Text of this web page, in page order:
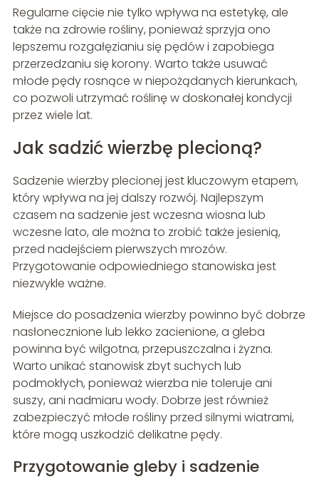
Regularne cięcie nie tylko wpływa na estetykę, ale
także na zdrowie rośliny, ponieważ sprzyja ono
lepszemu rozgałęzianiu się pędów i zapobiega
przerzedzaniu się korony. Warto także usuwać
młode pędy rosnące w niepożądanych kierunkach,
co pozwoli utrzymać roślinę w doskonałej kondycji
przez wiele lat.
Jak sadzić wierzbę plecioną?
Sadzenie wierzby plecionej jest kluczowym etapem,
który wpływa na jej dalszy rozwój. Najlepszym
czasem na sadzenie jest wczesna wiosna lub
wczesne lato, ale można to zrobić także jesienią,
przed nadejściem pierwszych mrozów.
Przygotowanie odpowiedniego stanowiska jest
niezwykle ważne.
Miejsce do posadzenia wierzby powinno być dobrze
nasłonecznione lub lekko zacienione, a gleba
powinna być wilgotna, przepuszczalna i żyzna.
Warto unikać stanowisk zbyt suchych lub
podmokłych, ponieważ wierzba nie toleruje ani
suszy, ani nadmiaru wody. Dobrze jest również
zabezpieczyć młode rośliny przed silnymi wiatrami,
które mogą uszkodzić delikatne pędy.
Przygotowanie gleby i sadzenie